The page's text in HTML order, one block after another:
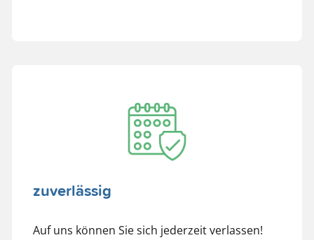
zuverlässig
Auf uns können Sie sich jederzeit verlassen!